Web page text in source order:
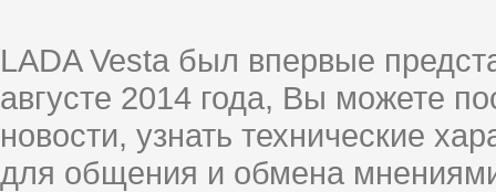
LADA Vesta был впервые
августе 2014 года, Вы можете
новости, узнать технические
для общения и обмена